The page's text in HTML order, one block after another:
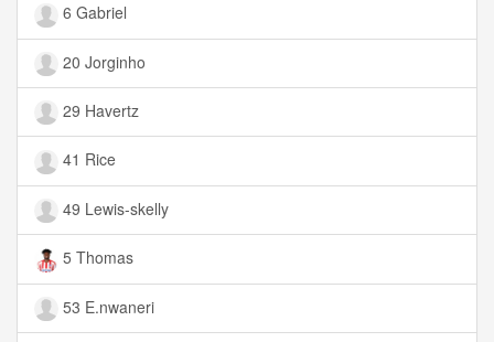
6 Gabriel
20 Jorginho
29 Havertz
41 Rice
49 Lewis-skelly
5 Thomas
53 E.nwaneri